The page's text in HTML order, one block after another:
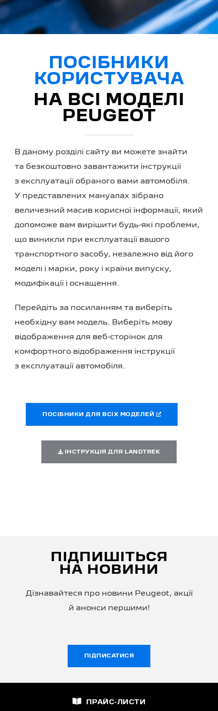
ПОСІБНИКИ
КОРИСТУВАЧА
НА ВСІ МОДЕЛІ
PEUGEOT
В даному розділі сайту ви можете знайти
та безкоштовно завантажити інструкції
з експлуатації обраного вами автомобіля.
У представлених мануалах зібрано
величезний масив корисної інформації, який
допоможе вам вирішити будь-які проблеми,
що виникли при експлуатації вашого
транспортного засобу, незалежно від його
моделі і марки, року і країни випуску,
модифікації і оснащення.
Перейдіть за посиланням та виберіть
необхідну вам модель. Виберіть мову
відображення для веб-сторінок для
комфортного відображення інструкції
з експлуатації автомобіля.
ПОСІБНИКИ ДЛЯ ВСІХ МОДЕЛЕЙ
ІНСТРУКЦІЯ ДЛЯ LANDTREK
ПІДПИШІТЬСЯ
НА НОВИНИ
Дізнавайтеся про новини Peugeot, акції
й анонси першими!
ПІДПИСАТИСЯ
ПРАЙС-ЛИСТИ